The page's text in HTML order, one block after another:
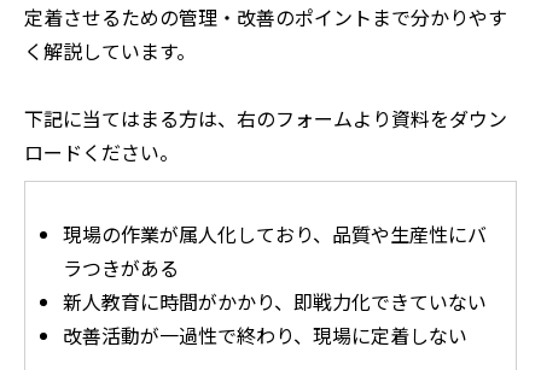
定着させるための管理・改善のポイントまで分かりやす
く解説しています。
下記に当てはまる方は、右のフォームより資料をダウン
ロードください。
現場の作業が属人化しており、品質や生産性にバ
ラつきがある
新人教育に時間がかかり、即戦力化できていない
改善活動が一過性で終わり、現場に定着しない